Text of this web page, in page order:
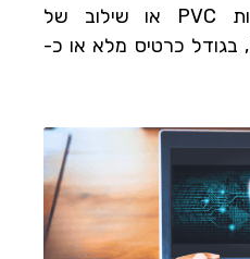
חומרים ופורמטים, לרבות PVC או שילוב של
PVC/PET Composite, בגודל כרטיס מלא או כ-